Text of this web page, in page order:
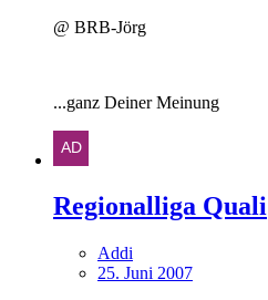
@ BRB-Jörg
...ganz Deiner Meinung
Regionalliga Quali
Addi
25. Juni 2007